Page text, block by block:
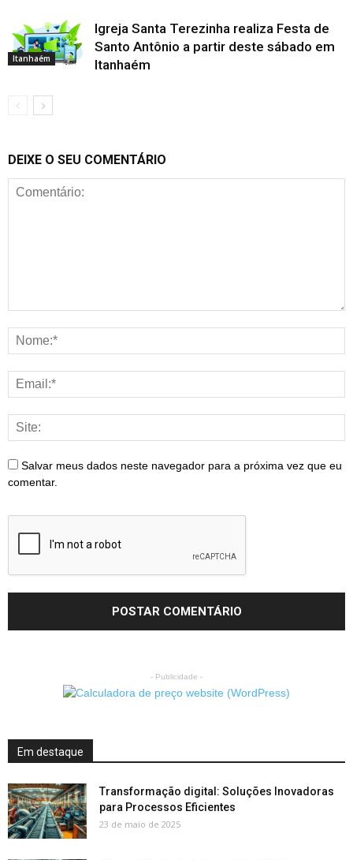
Itanhaém
Igreja Santa Terezinha realiza Festa de
Santo Antônio a partir deste sábado em
Itanhaém
DEIXE O SEU COMENTÁRIO
Salvar meus dados neste navegador para a próxima vez que eu
comentar.
- Publicidade -
Em destaque
Transformação digital: Soluções Inovadoras
para Processos Eficientes
23 de maio de 2025